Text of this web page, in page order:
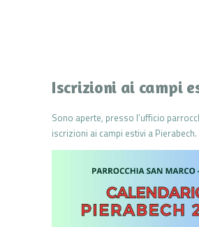
Iscrizioni ai campi
Sono aperte, presso l’ufficio
iscrizioni ai campi estivi a Pierabech.